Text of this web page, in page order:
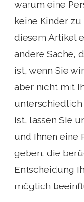
warum eine
keine Kinder
diesem Artikel
andere Sache,
ist, wenn Sie
aber nicht mit
unterschiedlich
ist, lassen Sie
und Ihnen eine
geben, die
Entscheidung
möglich